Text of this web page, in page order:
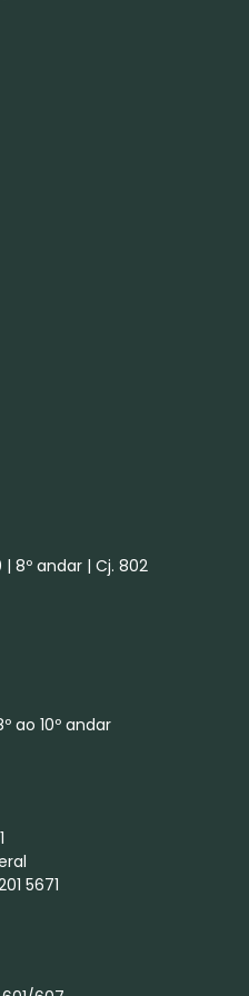
| 8º andar | Cj. 802
ao 10º andar
5671